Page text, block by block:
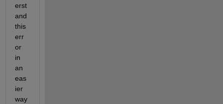
erst
and
this
err
or
in
an
eas
ier
way